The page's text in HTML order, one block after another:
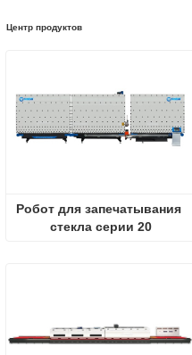
Центр продуктов
Робот для запечатывания
стекла серии 20